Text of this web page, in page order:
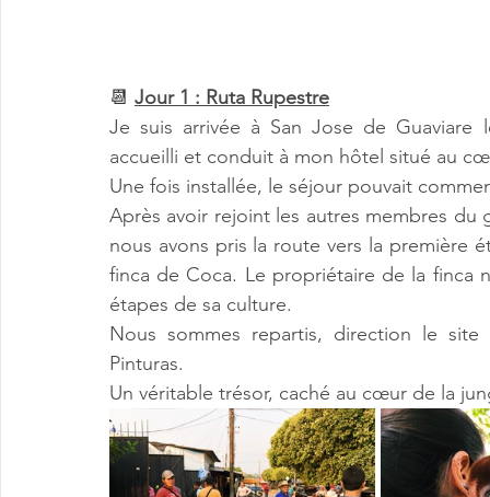
📆 Jour 1 : Ruta Rupestre
Je suis arrivée à San Jose de
accueilli et conduit à mon hôtel situé au
Une fois installée, le séjour pouvait
Après avoir rejoint les autres membres du
nous avons pris la route vers la première
finca de Coca. Le propriétaire de la finca
étapes de sa culture.
Nous sommes repartis, direction le
Pinturas.
Un véritable trésor, caché au cœur de la